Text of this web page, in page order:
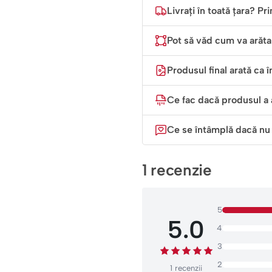
„Vârsta de 18 ani
fină – plin de
Surpriza perfectă
Dacă ești în căutarea acelui
din partea părinților, o
momentul ciocnirii
Livrați în toată țara?
Pot să văd cum va
Produsul final arată ca
Ce fac dacă produsul
Ce se întâmplă dacă
1 recenzie
5.0
1 recenzii
5
4
3
2